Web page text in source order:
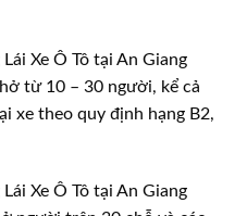
Xe Ô Tô tại An Giang
từ 10 – 30 người, kể cả
xe theo quy định hạng B2,
Xe Ô Tô tại An Giang